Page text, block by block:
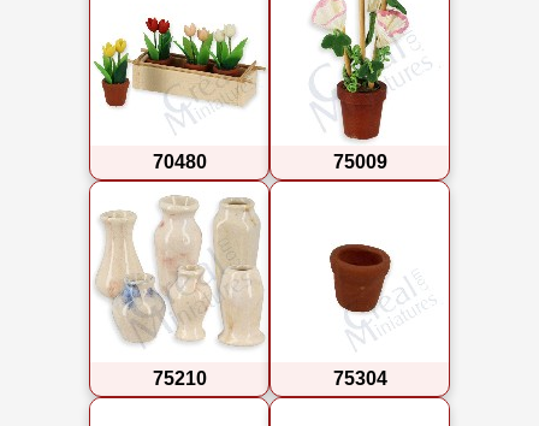
70480 75009
75210 75304